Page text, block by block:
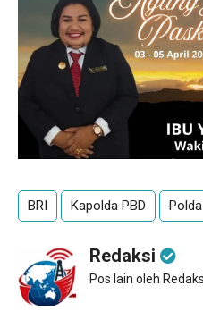
BRI Kapolda PBD
Redaksi
Pos lain oleh